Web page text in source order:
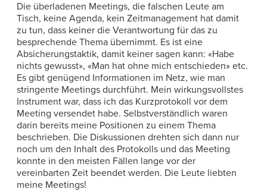
Die überladenen Meetings, die falschen Leute am
Tisch, keine Agenda, kein Zeitmanagement hat damit
zu tun, dass keiner die Verantwortung für das zu
besprechende Thema übernimmt. Es ist eine
Absicherungstaktik, damit keiner sagen kann: «Habe
nichts gewusst», «Man hat ohne mich entschieden» etc.
Es gibt genügend Informationen im Netz, wie man
stringente Meetings durchführt. Mein wirkungsvollstes
Instrument war, dass ich das Kurzprotokoll vor dem
Meeting versendet habe. Selbstverständlich waren
darin bereits meine Positionen zu einem Thema
beschrieben. Die Diskussionen drehten sich dann nur
noch um den Inhalt des Protokolls und das Meeting
konnte in den meisten Fällen lange vor der
vereinbarten Zeit beendet werden. Die Leute liebten
meine Meetings!